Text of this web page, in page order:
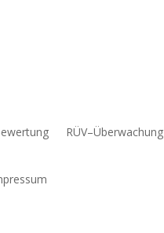
RÜV–Überwachung